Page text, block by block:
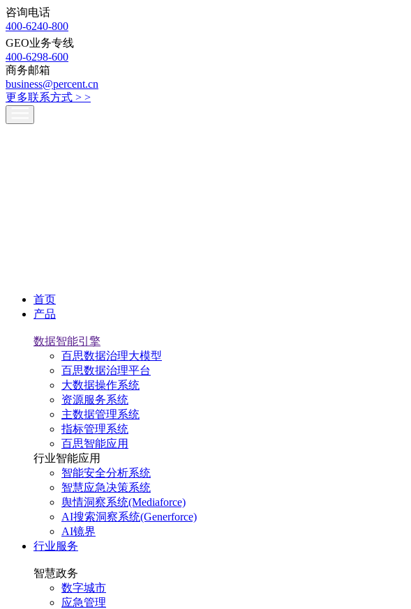
咨询电话
400-6240-800
GEO业务专线
400-6298-600
商务邮箱
business@percent.cn
更多联系方式 > >
首页
产品
数据智能引擎
百思数据治理大模型
百思数据治理平台
大数据操作系统
资源服务系统
主数据管理系统
指标管理系统
百思智能应用
行业智能应用
智能安全分析系统
智慧应急决策系统
舆情洞察系统(Mediaforce)
AI搜索洞察系统(Generforce)
AI镜界
行业服务
智慧政务
数字城市
应急管理